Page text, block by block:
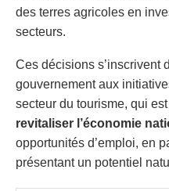
des terres agricoles en
secteurs.
Ces décisions s’inscrivent
gouvernement aux
secteur du tourisme, qui est
revitaliser l’économie
opportunités d’emploi, en
présentant un potentiel